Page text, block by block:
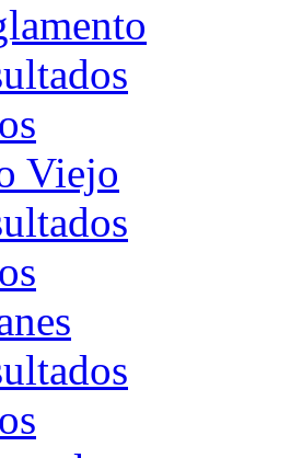
Viejo